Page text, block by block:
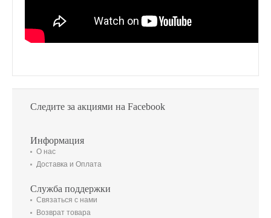
Следите за акциями на Facebook
Информация
О нас
Доставка и Оплата
Служба поддержки
Связаться с нами
Возврат товара